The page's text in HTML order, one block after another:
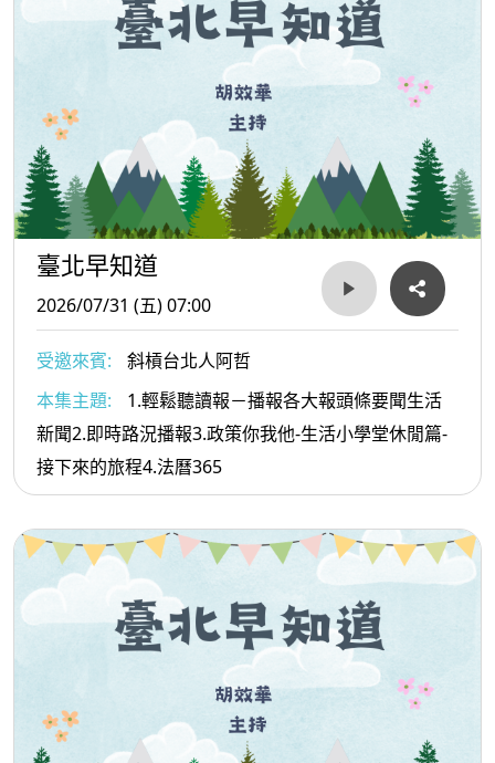
臺北早知道
2026/07/31 (五) 07:00
受邀來賓:
斜槓台北人阿哲
本集主題:
1.輕鬆聽讀報－播報各大報頭條要聞生活
新聞2.即時路況播報3.政策你我他-生活小學堂休閒篇-
接下來的旅程4.法曆365